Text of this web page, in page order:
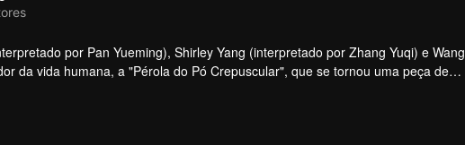
por Pan Yueming), Shirley Yang (interpretado por Zhang Yuqi) e Wang
da vida humana, a "Pérola do Pó Crepuscular", que se tornou uma peça de
pele humana, viajou através do canal de água subterrâneo secreto da antiga